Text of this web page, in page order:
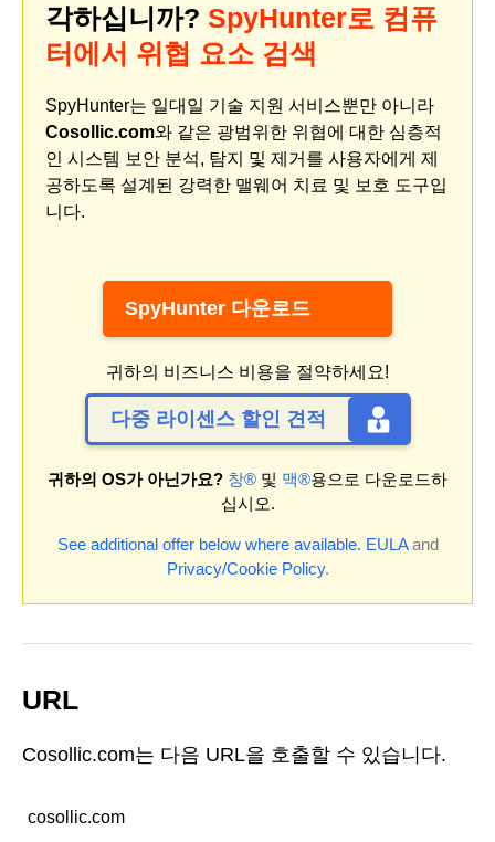
각하십니까? SpyHunter로 컴퓨
터에서 위협 요소 검색
SpyHunter는 일대일 기술 지원 서비스뿐만 아니라
Cosollic.com와 같은 광범위한 위협에 대한 심층적
인 시스템 보안 분석, 탐지 및 제거를 사용자에게 제
공하도록 설계된 강력한 맬웨어 치료 및 보호 도구입
니다.
SpyHunter 다운로드
귀하의 비즈니스 비용을 절약하세요!
다중 라이센스 할인 견적
귀하의 OS가 아닌가요? 창® 및 맥®용으로 다운로드하
십시오.
See additional offer below where available. EULAand
Privacy/Cookie Policy.
URL
Cosollic.com는 다음 URL을 호출할 수 있습니다.
cosollic.com